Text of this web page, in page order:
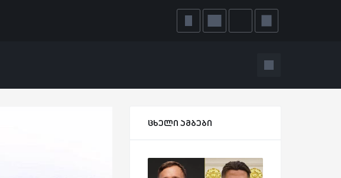
ცხელი ამბები